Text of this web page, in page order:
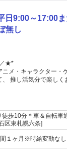
日9:00～17:00
無し
／★*
ニメ・キャラクター・
推し活気分で楽しく
へ商品をセット＆抜
な作業をお願いします
していたく場合もご
＿＿＿＿＿＿＿＿＿＿
歩10分＊車＆自転
区東札幌六条]
交通費支給 ●自転車通勤： 自転車通勤手